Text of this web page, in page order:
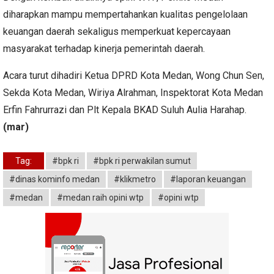
diharapkan mampu mempertahankan kualitas pengelolaan
keuangan daerah sekaligus memperkuat kepercayaan
masyarakat terhadap kinerja pemerintah daerah.
Acara turut dihadiri Ketua DPRD Kota Medan, Wong Chun Sen,
Sekda Kota Medan, Wiriya Alrahman, Inspektorat Kota Medan
Erfin Fahrurrazi dan Plt Kepala BKAD Suluh Aulia Harahap.
(mar)
Tag: #bpk ri
#bpk ri perwakilan sumut
#dinas kominfo medan
#klikmetro
#laporan keuangan
#medan
#medan raih opini wtp #opini wtp